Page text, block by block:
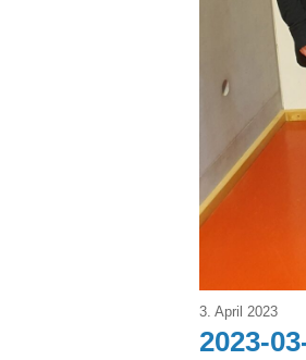
3. April 2023
2023-